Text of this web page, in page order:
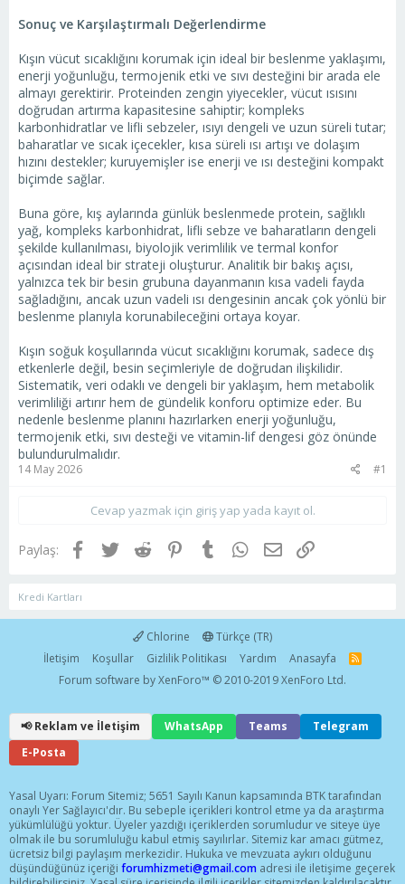
Sonuç ve Karşılaştırmalı Değerlendirme
Kışın vücut sıcaklığını korumak için ideal bir beslenme yaklaşımı,
enerji yoğunluğu, termojenik etki ve sıvı desteğini bir arada ele
almayı gerektirir. Proteinden zengin yiyecekler, vücut ısısını
doğrudan artırma kapasitesine sahiptir; kompleks
karbonhidratlar ve lifli sebzeler, ısıyı dengeli ve uzun süreli tutar;
baharatlar ve sıcak içecekler, kısa süreli ısı artışı ve dolaşım
hızını destekler; kuruyemişler ise enerji ve ısı desteğini kompakt
biçimde sağlar.
Buna göre, kış aylarında günlük beslenmede protein, sağlıklı
yağ, kompleks karbonhidrat, lifli sebze ve baharatların dengeli
şekilde kullanılması, biyolojik verimlilik ve termal konfor
açısından ideal bir strateji oluşturur. Analitik bir bakış açısı,
yalnızca tek bir besin grubuna dayanmanın kısa vadeli fayda
sağladığını, ancak uzun vadeli ısı dengesinin ancak çok yönlü bir
beslenme planıyla korunabileceğini ortaya koyar.
Kışın soğuk koşullarında vücut sıcaklığını korumak, sadece dış
etkenlerle değil, besin seçimleriyle de doğrudan ilişkilidir.
Sistematik, veri odaklı ve dengeli bir yaklaşım, hem metabolik
verimliliği artırır hem de gündelik konforu optimize eder. Bu
nedenle beslenme planını hazırlarken enerji yoğunluğu,
termojenik etki, sıvı desteği ve vitamin-lif dengesi göz önünde
bulundurulmalıdır.
14 May 2026 #1
Cevap yazmak için giriş yap yada kayıt ol.
Paylaş: Facebook
TwitterReddit PinterestTumblrWhatsApp
E-postaLink
Kredi Kartları
Chlorine
Türkçe (TR)
İletişim
Koşullar Gizlilik Politikası Yardım Anasayfa
R
Forum software by XenForo™ © 2010-2019 XenForo Ltd.
📢 Reklam ve İletişim WhatsApp Teams
Telegram
E-Posta
Yasal Uyarı: Forum Sitemiz; 5651 Sayılı Kanun kapsamında BTK tarafından
onaylı Yer Sağlayıcı'dır. Bu sebeple içerikleri kontrol etme ya da araştırma
yükümlülüğü yoktur. Üyeler yazdığı içeriklerden sorumludur ve siteye üye
olmak ile bu sorumluluğu kabul etmiş sayılırlar. Sitemiz kar amacı gütmez,
ücretsiz bilgi paylaşım merkezidir. Hukuka ve mevzuata aykırı olduğunu
düşündüğünüz içeriği forumhizmeti@gmail.com adresi ile iletişime geçerek